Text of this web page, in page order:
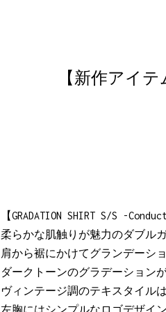
【新作アイテ
【GRADATION SHIRT S/S -
柔らかな肌触りが魅力のダブル
肩から裾にかけてグランデーシ
ダークトーンのグラデーション
ヴィンテージ調のテキスタイル
左胸にはシンプルなロゴデザイ